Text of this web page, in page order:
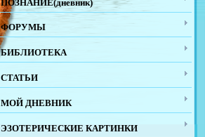
ПОЗНАНИЕ(дневник)
ФОРУМЫ
БИБЛИОТЕКА
СТАТЬИ
МОЙ ДНЕВНИК
ЭЗОТЕРИЧЕСКИЕ КАРТИНКИ